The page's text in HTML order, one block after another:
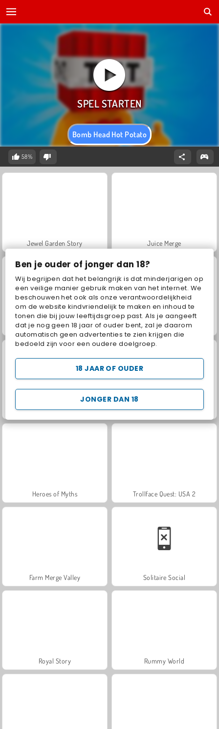
Ben je ouder of jonger dan 18?
Wij begrijpen dat het belangrijk is dat minderjarigen op
een veilige manier gebruik maken van het internet. We
beschouwen het ook als onze verantwoordelijkheid
om de website kindvriendelijk te maken en inhoud te
tonen die bij jouw leeftijdsgroep past. Als je aangeeft
dat je nog geen 18 jaar of ouder bent, zal je daarom
automatisch geen advertenties te zien krijgen die
bedoeld zijn voor een oudere doelgroep.
JONGER DAN 18
18 JAAR OF OUDER
Bomb Head Hot Potato
58%
Jewel Garden Story Juice Merge
Grand Mahjong Connect
Masha and the Bear: Meadows Scala 40
Heroes of Myths Trollface Quest: USA 2
Farm Merge Valley Solitaire Social
Royal Story Rummy World